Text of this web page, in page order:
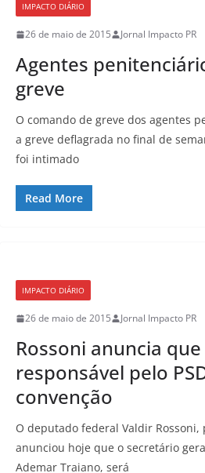
IMPACTO DIÁRIO
26 de maio de 2015 Jornal Impacto PR
Agentes
greve
O comando de greve dos agentes
a greve deflagrada no final de
foi intimado
Read More
IMPACTO DIÁRIO
26 de maio de 2015 Jornal Impacto PR
Rossoni anuncia
responsável pelo
convenção
O deputado federal Valdir Rossoni,
anunciou hoje que o secretário
Ademar Traiano, será